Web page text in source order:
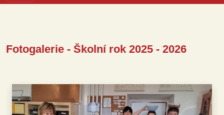
Fotogalerie - Školní rok 2025 - 2026